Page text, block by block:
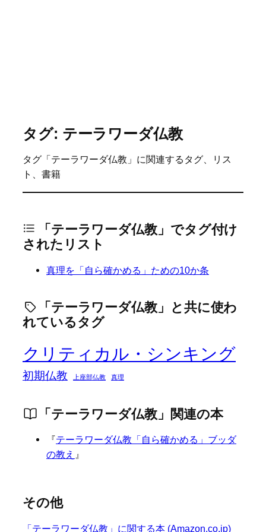
タグ: テーラワーダ仏教
タグ「テーラワーダ仏教」に関連するタグ、リス
ト、書籍
「テーラワーダ仏教」でタグ付け
されたリスト
真理を「自ら確かめる」ための10か条
「テーラワーダ仏教」と共に使わ
れているタグ
クリティカル・シンキング
初期仏教 上座部仏教 真理
「テーラワーダ仏教」関連の本
『テーラワーダ仏教「自ら確かめる」ブッダ
の教え 』
その他
「テーラワーダ仏教」に関する本 (Amazon.co.jp)